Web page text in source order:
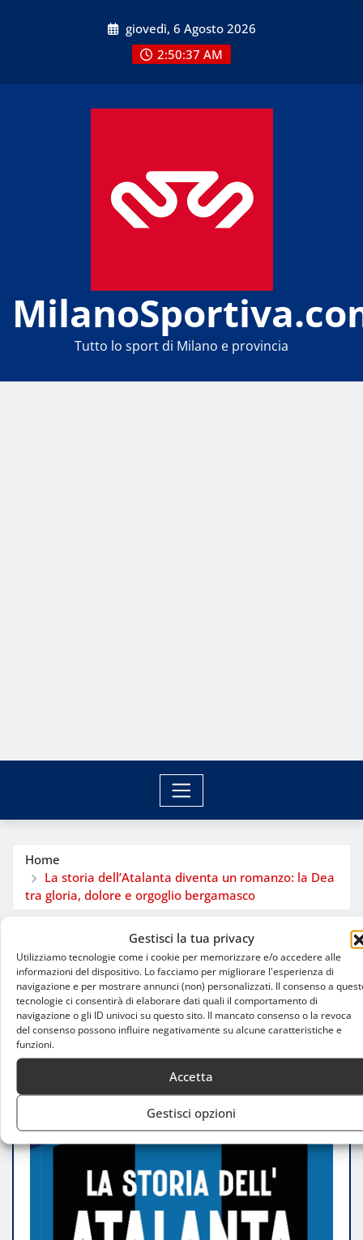
Gestisci la tua privacy
Utilizziamo tecnologie come i cookie per memorizzare e/o accedere alle
informazioni del dispositivo. Lo facciamo per migliorare l'esperienza di
navigazione e per mostrare annunci (non) personalizzati. Il consenso a
tecnologie ci consentirà di elaborare dati quali il comportamento di
navigazione o gli ID univoci su questo sito. Il mancato consenso o la revoca
del consenso possono influire negativamente su alcune caratteristiche e
funzioni.
Accetta
Gestisci opzioni
giovedì, 6 Agosto 2026
2:50:38 AM
Tutto lo sport di Milano e provincia
Home
La storia dell’Atalanta diventa un romanzo: la Dea
tra gloria, dolore e orgoglio bergamasco